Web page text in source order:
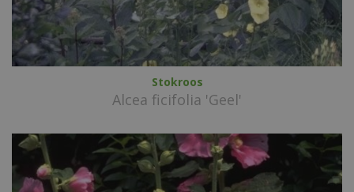
Stokroos
Alcea ficifolia 'Geel'